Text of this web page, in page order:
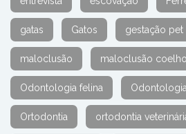
gatas Gatos gestação pet
maloclusão maloclusão coelho
Odontologia felina
Ortodontia ortodontia